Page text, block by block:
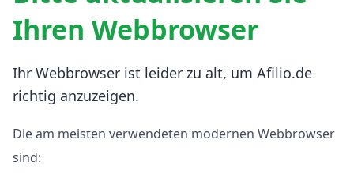
Ihren Webbrowser
Ihr Webbrowser ist leider zu alt, um Afilio.de
richtig anzuzeigen.
Die am meisten verwendeten modernen Webbrowser
sind: